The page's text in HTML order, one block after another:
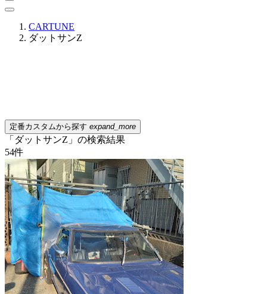
CARTUNE
ダットサンZ
定番カスタムから探す expand_more
「ダットサンZ」の検索結果
54件